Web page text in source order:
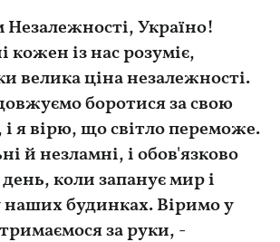
Незалежності, Україно!
кожен із нас розуміє,
велика ціна незалежності.
боротися за свою
і я вірю, що світло переможе.
й незламні, і обов'язково
коли запанує мир і
наших будинках. Віримо у
за руки, -